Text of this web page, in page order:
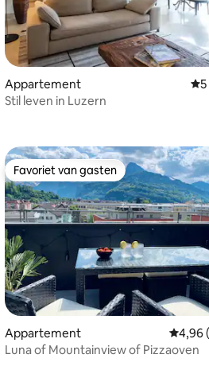
van 4,92 uit 5, 592
Appartement
Stil leven in Luzern
beoordeling van 5 uit 5, 4
Favoriet van gasten
Favoriet van gasten
Appartement
4,96
Luna of Mountainview of Pizzaoven